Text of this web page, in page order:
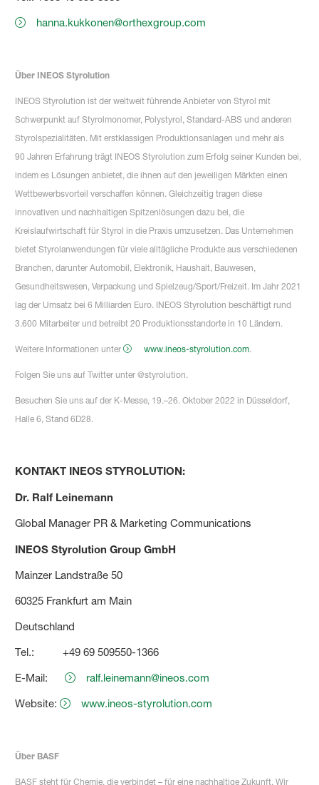
hanna.kukkonen@orthexgroup.com
Über INEOS Styrolution
INEOS Styrolution ist der weltweit führende Anbieter von Styrol mit
Schwerpunkt auf Styrolmonomer, Polystyrol, Standard-ABS und anderen
Styrolspezialitäten. Mit erstklassigen Produktionsanlagen und mehr als
90 Jahren Erfahrung trägt INEOS Styrolution zum Erfolg seiner Kunden bei,
indem es Lösungen anbietet, die ihnen auf den jeweiligen Märkten einen
Wettbewerbsvorteil verschaffen können. Gleichzeitig tragen diese
innovativen und nachhaltigen Spitzenlösungen dazu bei, die
Kreislaufwirtschaft für Styrol in die Praxis umzusetzen. Das Unternehmen
bietet Styrolanwendungen für viele alltägliche Produkte aus verschiedenen
Branchen, darunter Automobil, Elektronik, Haushalt, Bauwesen,
Gesundheitswesen, Verpackung und Spielzeug/Sport/Freizeit. Im Jahr 2021
lag der Umsatz bei 6 Milliarden Euro. INEOS Styrolution beschäftigt rund
3.600 Mitarbeiter und betreibt 20 Produktionsstandorte in 10 Ländern.
Weitere Informationen unter www.ineos-styrolution.com.
Folgen Sie uns auf Twitter unter @styrolution.
Besuchen Sie uns auf der K-Messe, 19.–26. Oktober 2022 in Düsseldorf,
Halle 6, Stand 6D28.
KONTAKT INEOS STYROLUTION:
Dr. Ralf Leinemann
Global Manager PR & Marketing Communications
INEOS Styrolution Group GmbH
Mainzer Landstraße 50
60325 Frankfurt am Main
Deutschland
Tel.: +49 69 509550-1366
E-Mail:
ralf.leinemann@ineos.com
Website:
www.ineos-styrolution.com
Über BASF
BASF steht für Chemie, die verbindet – für eine nachhaltige Zukunft. Wir